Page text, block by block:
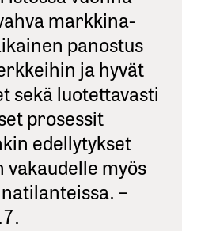
markkina-
panostus
ja hyvät
sekä luotettavasti
prosessit
edellytykset
myös
–